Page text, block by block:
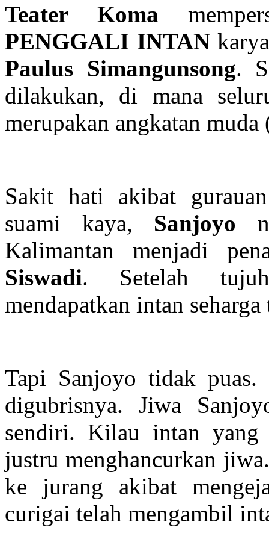
Teater Koma
PENGGALI INTAN
Paulus Simangunsong.
dilakukan, di mana
merupakan angkatan
Sakit hati akibat
suami kaya, Sanjoyo
Kalimantan menjadi
Siswadi. Setelah
mendapatkan intan
Tapi Sanjoyo tidak puas.
digubrisnya. Jiwa
sendiri. Kilau intan yang
justru menghancurkan
ke jurang akibat
curigai telah mengambil